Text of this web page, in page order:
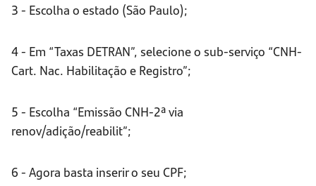
3 - Escolha o estado (São Paulo);
4 - Em “Taxas DETRAN”, selecione o sub-serviço “CNH-
Cart. Nac. Habilitação e Registro”;
5 - Escolha “Emissão CNH-2ª via
renov/adição/reabilit”;
6 - Agora basta inserir o seu CPF;